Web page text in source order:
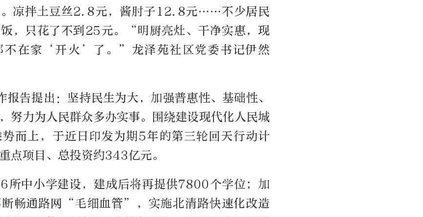
。凉拌土豆丝2.8元，酱肘子12.8元……不少居民
，只花了不到25元。“明厨亮灶、干净实惠，现
不在家‘开火’了。”龙泽苑社区党委书记伊然
告提出：坚持民生为大，加强普惠性、基础性、
努力为人民群众多办实事。围绕建设现代化人民城
而上，于近日印发为期5年的第三轮回天行动计
点项目、总投资约343亿元。
所中小学建设，建成后将再提供7800个学位；加
断畅通路网“毛细血管”，实施北清路快速化改造